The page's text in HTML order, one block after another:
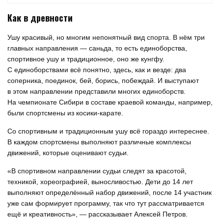
Как в древности
Ушу красивый, но многим непонятный вид спорта. В нём три
главных направления — саньда, то есть единоборства,
спортивное ушу и традиционное, оно же кунгфу.
С единоборствами всё понятно, здесь, как и везде: два
соперника, поединок, бей, борись, побеждай. И выступают
в этом направлении представили многих единоборств.
На чемпионате Сибири в составе краевой команды, например,
были спортсмены из косики-карате.
Со спортивным и традиционным ушу всё гораздо интереснее.
В каждом спортсмены выполняют различные комплексы
движений, которые оценивают судьи.
«В спортивном направлении судьи следят за красотой,
техникой, хореографией, выносливостью. Дети до 14 лет
выполняют определённый набор движений, после 14 участник
уже сам формирует программу, так что тут рассматривается
ещё и креативность», — рассказывает Алексей Петров.